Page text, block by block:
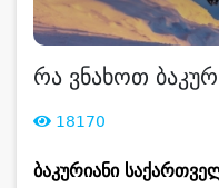
რა ვნახოთ
18170
ბაკურიანი